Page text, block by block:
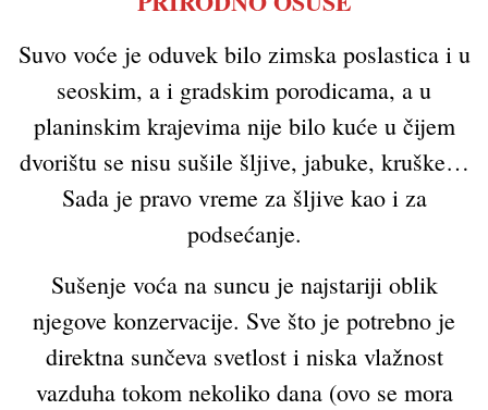
Suvo voće je oduvek bilo zimska poslastica i u
seoskim, a i gradskim porodicama, a u
planinskim krajevima nije bilo kuće u čijem
dvorištu se nisu sušile šljive, jabuke, kruške…
Sada je pravo vreme za šljive kao i za
podsećanje.
Sušenje voća na suncu je najstariji oblik
njegove konzervacije. Sve što je potrebno je
direktna sunčeva svetlost i niska vlažnost
vazduha tokom nekoliko dana (ovo se mora